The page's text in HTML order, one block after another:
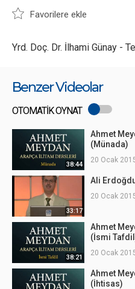
Favorilere ekle
Yrd. Doç. Dr. İlhami Günay -
Benzer Videolar
OTOMATİK OYNAT
38:44
Ahmet
(Münada)
20 Ocak
33:17
Ali
20 Ocak
38:21
Ahmet
(İsmi
20 Ocak
Ahmet
(İhtisas)